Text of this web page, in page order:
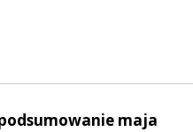
maja